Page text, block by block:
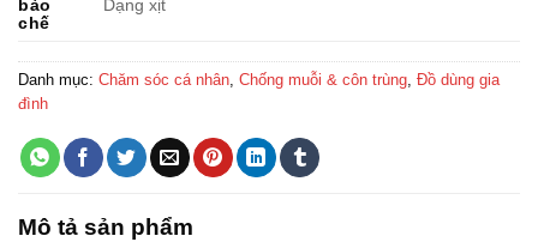
bào
chế
Dạng xịt
Danh mục: Chăm sóc cá nhân Chống muỗi & côn trùng Đồ dùng gia
đình
Mô tả sản phẩm